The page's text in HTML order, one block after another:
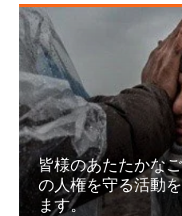
皆様のあたたかな
の人権を守る活動
ます。